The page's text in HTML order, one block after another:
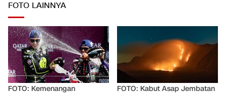
FOTO LAINNYA
FOTO: Kemenangan
FOTO: Kabut Asap Jembatan